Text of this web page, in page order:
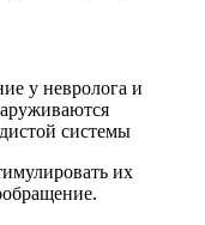
у невролога и
системы
их